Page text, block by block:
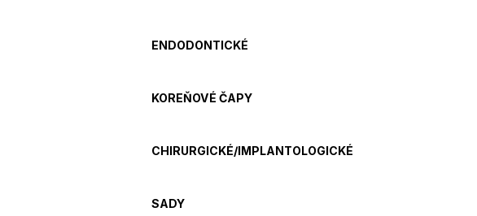
ENDODONTICKÉ
KOREŇOVÉ ČAPY
CHIRURGICKÉ/IMPLANTOLOGICKÉ
SADY